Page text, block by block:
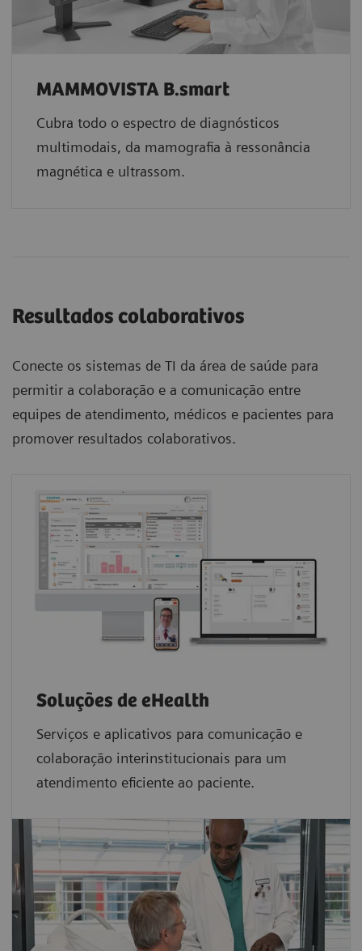
MAMMOVISTA B.smart
Cubra todo o espectro de diagnósticos
multimodais, da mamografia à ressonância
magnética e ultrassom.
Resultados colaborativos
Conecte os sistemas de TI da área de saúde para
permitir a colaboração e a comunicação entre
equipes de atendimento, médicos e pacientes para
promover resultados colaborativos.
Soluções de eHealth
Serviços e aplicativos para comunicação e
colaboração interinstitucionais para um
atendimento eficiente ao paciente.